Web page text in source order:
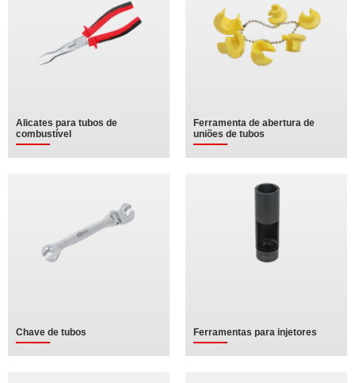
Alicates para tubos de
combustível
Ferramenta de abertura de
uniões de tubos
Chave de tubos Ferramentas para injetores